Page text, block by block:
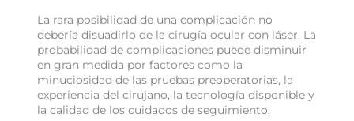
La rara posibilidad de una complicación no
debería disuadirlo de la cirugía ocular con láser. La
probabilidad de complicaciones puede disminuir
en gran medida por factores como la
minuciosidad de las pruebas preoperatorias, la
experiencia del cirujano, la tecnología disponible y
la calidad de los cuidados de seguimiento.